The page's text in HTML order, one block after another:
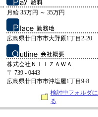
月給 35万円 ～ 35万円
広島県廿日市市大野原1丁目2-20
株式会社ＮＩＩＺＡＷＡ
〒 739 - 0443
広島県廿日市市沖塩屋1丁目9-8
検討中フォルダ
る